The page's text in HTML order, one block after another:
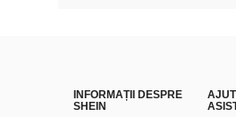
INFORMAȚII DESPRE
SHEIN